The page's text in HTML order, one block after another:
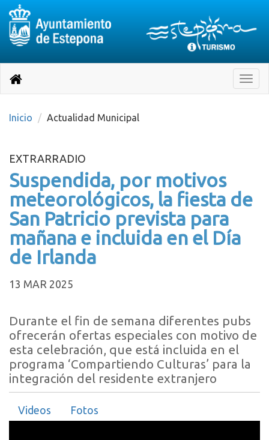
página
Toggle
Destino:
Volver
inicio
Inicio Actualidad Municipal
EXTRARRADIO
Suspendida, por motivos
meteorológicos, la fiesta de
San Patricio prevista para
mañana e incluida en el Día
de Irlanda
13 MAR 2025
Durante el fin de semana diferentes pubs
ofrecerán ofertas especiales con motivo de
esta celebración, que está incluida en el
programa ‘Compartiendo Culturas’ para la
integración del residente extranjero
Videos Fotos